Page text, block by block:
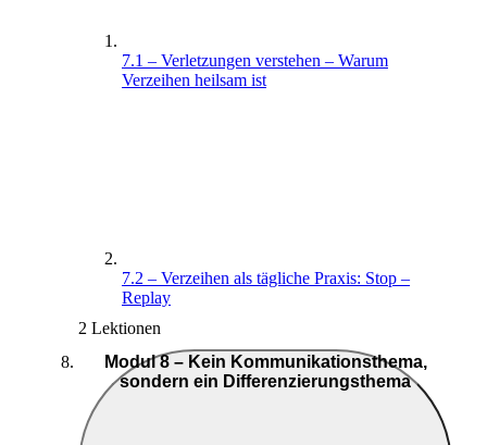
7.1 – Verletzungen verstehen – Warum
Verzeihen heilsam ist
7.2 – Verzeihen als tägliche Praxis: Stop –
Replay
2 Lektionen
Modul 8 – Kein Kommunikationsthema,
sondern ein Differenzierungsthema